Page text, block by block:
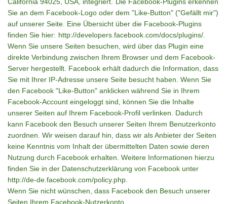
Sie an dem Facebook-Logo oder dem "Like-Button" ("Gefällt mir")
auf unserer Seite. Eine Übersicht über die Facebook-Plugins
finden Sie hier: http://developers.facebook.com/docs/plugins/.
Wenn Sie unsere Seiten besuchen, wird über das Plugin eine
direkte Verbindung zwischen Ihrem Browser und dem Facebook-
Server hergestellt. Facebook erhält dadurch die Information, dass
Sie mit Ihrer IP-Adresse unsere Seite besucht haben. Wenn Sie
den Facebook "Like-Button" anklicken während Sie in Ihrem
Facebook-Account eingeloggt sind, können Sie die Inhalte
unserer Seiten auf Ihrem Facebook-Profil verlinken. Dadurch
kann Facebook den Besuch unserer Seiten Ihrem Benutzerkonto
zuordnen. Wir weisen darauf hin, dass wir als Anbieter der Seiten
keine Kenntnis vom Inhalt der übermittelten Daten sowie deren
Nutzung durch Facebook erhalten. Weitere Informationen hierzu
finden Sie in der Datenschutzerklärung von Facebook unter
http://de-de.facebook.com/policy.php.
Wenn Sie nicht wünschen, dass Facebook den Besuch unserer
Seiten Ihrem Facebook-Nutzerkonto